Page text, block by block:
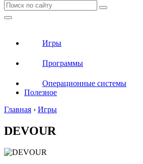
Игры
Программы
Операционные системы
Полезное
Главная › Игры
DEVOUR